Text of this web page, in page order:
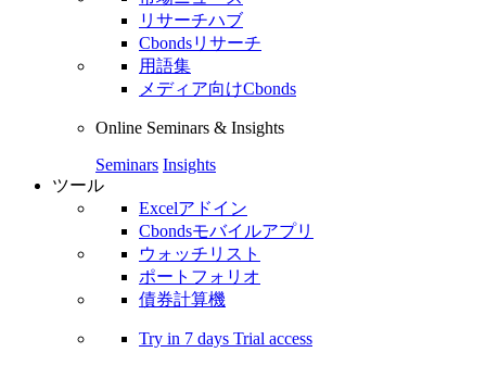
リサーチハブ
Cbondsリサーチ
用語集
メディア向けCbonds
Online Seminars & Insights
Seminars Insights
ツール
Excelアドイン
Cbondsモバイルアプリ
ウォッチリスト
ポートフォリオ
債券計算機
Try in 7 days Trial access